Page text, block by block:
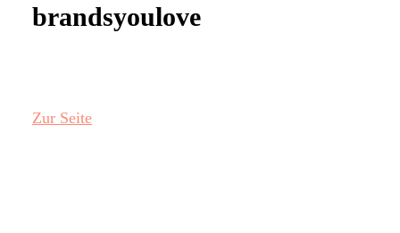
brandsyoulove
Zur Seite